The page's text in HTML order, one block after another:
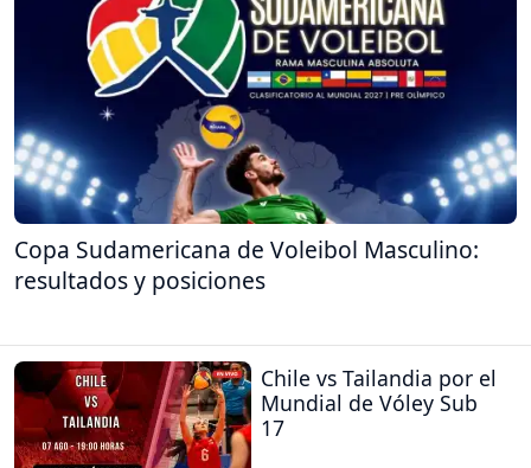
Copa Sudamericana de Voleibol Masculino:
resultados y posiciones
Chile vs Tailandia por el
Mundial de Vóley Sub
17